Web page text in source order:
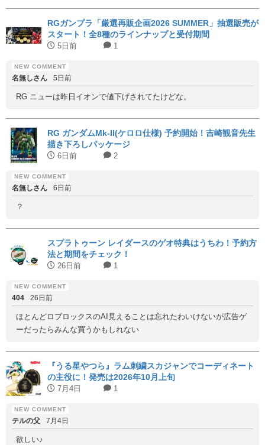
RGガンプラ「厳選再販企画2026 SUMMER」抽選販売が
スタート！全8種のラインナップと受付期間
5日前 1
名無しさん 5日前
RG ニューは昨日イオンで値下げされてたけどな。
RG ガンダムMk-II(ケロロ仕様) 予約開始！吉崎観音先生
描き下ろしパッケージ
6日前 2
名無しさん 6日前
？
スプラトゥーン レイダースのゲオ特典はうちわ！予約方
法と期間をチェック！
26日前 1
404 26日前
ほとんどロブロックスのAI見えることは忘れたわいけないが広告ゲ
ーだったらみんな買うかもしれない
『うる星やつら』ラム刺繍スカジャンでコーディネート
の主役に！発売は2026年10月上旬
7月4日 1
テルの父 7月4日
欲しい♪